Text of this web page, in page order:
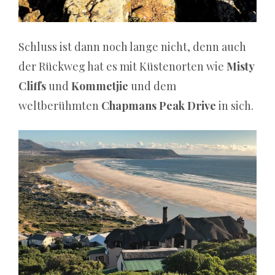
Wish
Bingo
können
Benutzer
eine
Vielzahl
Werbeaktionen
genießen,
darunter
samstags
Boni,
montags
Bargeldboni
Schluss ist dann noch lange nicht, denn auch
der Rückweg hat es mit Küstenorten wie Misty
Cliffsund Kommetjie und dem
weltberühmten Chapmans Peak Drive in sich.